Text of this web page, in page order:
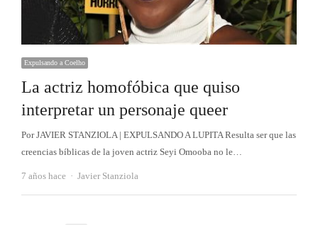
Expulsando a Coelho
La actriz homofóbica que quiso
interpretar un personaje queer
Por JAVIER STANZIOLA | EXPULSANDO A LUPITA Resulta ser que las
creencias bíblicas de la joven actriz Seyi Omooba no le…
7 años hace Autor
Javier Stanziola